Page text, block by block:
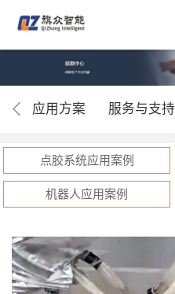
应用方案 服务与支持
点胶系统应用案例
机器人应用案例